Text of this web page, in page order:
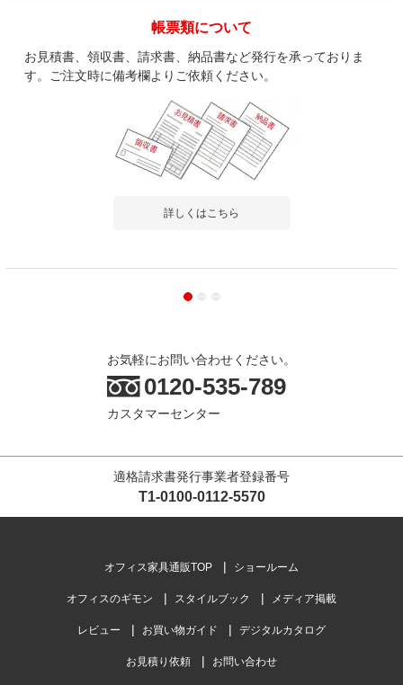
帳票類について
お見積書、領収書、請求書、納品書など発行を承っておりま
す。ご注文時に備考欄よりご依頼ください。
詳しくはこちら
お気軽にお問い合わせください。
0120-535-789
カスタマーセンター
適格請求書発行事業者登録番号
T1-0100-0112-5570
オフィス家具通販TOP ショールーム
オフィスのギモン スタイルブック メディア掲載
レビュー お買い物ガイド デジタルカタログ
お見積り依頼 お問い合わせ